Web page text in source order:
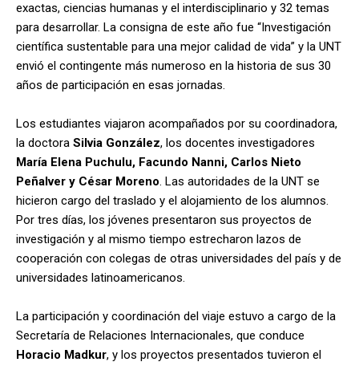
exactas, ciencias humanas y el interdisciplinario y 32 temas
para desarrollar. La consigna de este año fue “Investigación
científica sustentable para una mejor calidad de vida” y la UNT
envió el contingente más numeroso en la historia de sus 30
años de participación en esas jornadas.
Los estudiantes viajaron acompañados por su coordinadora,
la doctora Silvia González, los docentes investigadores
María Elena Puchulu, Facundo Nanni, Carlos Nieto
Peñalver y César Moreno. Las autoridades de la UNT se
hicieron cargo del traslado y el alojamiento de los alumnos.
Por tres días, los jóvenes presentaron sus proyectos de
investigación y al mismo tiempo estrecharon lazos de
cooperación con colegas de otras universidades del país y de
universidades latinoamericanos.
La participación y coordinación del viaje estuvo a cargo de la
Secretaría de Relaciones Internacionales, que conduce
Horacio Madkur, y los proyectos presentados tuvieron el